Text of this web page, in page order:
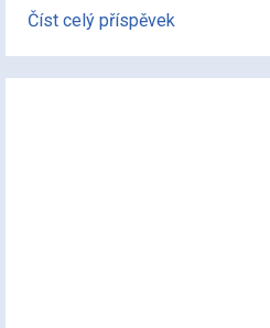
Číst celý příspěvek